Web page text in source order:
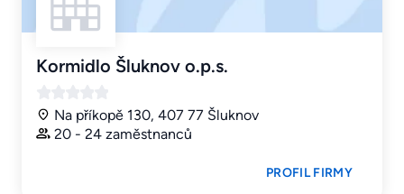
Kormidlo Šluknov o.p.s.
Na příkopě 130, 407 77 Šluknov
20 - 24 zaměstnanců
PROFIL FIRMY